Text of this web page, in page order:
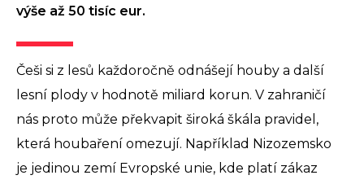
výše až 50 tisíc eur.
Češi si z lesů každoročně odnášejí houby a další
lesní plody v hodnotě miliard korun. V zahraničí
nás proto může překvapit široká škála pravidel,
která houbaření omezují. Například Nizozemsko
je jedinou zemí Evropské unie, kde platí zákaz